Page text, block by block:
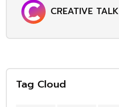
CREATIVE TALK
Tag Cloud